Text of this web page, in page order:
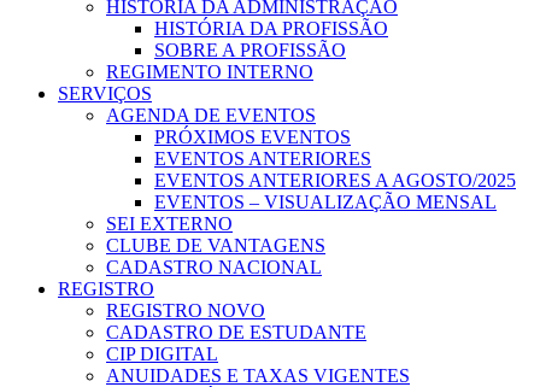
HISTÓRIA DA ADMINISTRAÇÃO
HISTÓRIA DA PROFISSÃO
SOBRE A PROFISSÃO
REGIMENTO INTERNO
SERVIÇOS
AGENDA DE EVENTOS
PRÓXIMOS EVENTOS
EVENTOS ANTERIORES
EVENTOS ANTERIORES A AGOSTO/2025
EVENTOS – VISUALIZAÇÃO MENSAL
SEI EXTERNO
CLUBE DE VANTAGENS
CADASTRO NACIONAL
REGISTRO
REGISTRO NOVO
CADASTRO DE ESTUDANTE
CIP DIGITAL
ANUIDADES E TAXAS VIGENTES